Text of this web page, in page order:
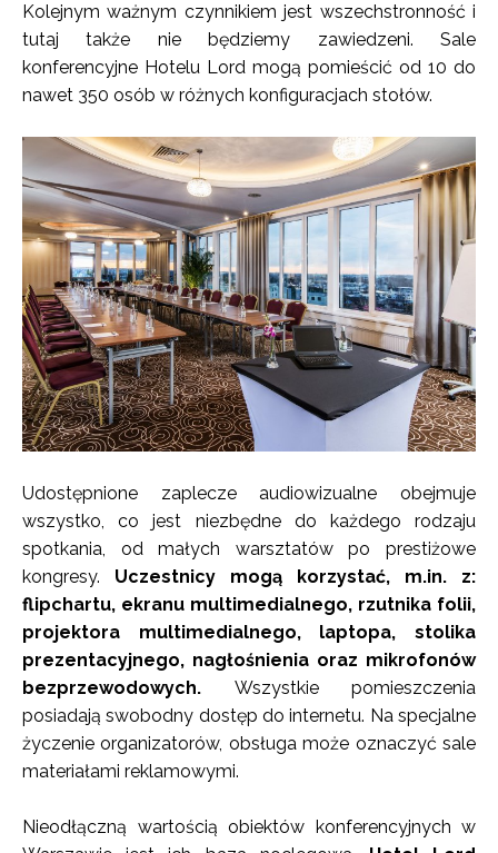
Kolejnym ważnym czynnikiem jest wszechstronność i
tutaj także nie będziemy zawiedzeni. Sale
konferencyjne Hotelu Lord mogą pomieścić od 10 do
nawet 350 osób w różnych konfiguracjach stołów.
Udostępnione zaplecze audiowizualne obejmuje
wszystko, co jest niezbędne do każdego rodzaju
spotkania, od małych warsztatów po prestiżowe
kongresy. Uczestnicy mogą korzystać, m.in. z:
flipchartu, ekranu multimedialnego, rzutnika folii,
projektora multimedialnego, laptopa, stolika
prezentacyjnego, nagłośnienia oraz mikrofonów
bezprzewodowych. Wszystkie pomieszczenia
posiadają swobodny dostęp do internetu. Na specjalne
życzenie organizatorów, obsługa może oznaczyć sale
materiałami reklamowymi.
Nieodłączną wartością obiektów konferencyjnych w